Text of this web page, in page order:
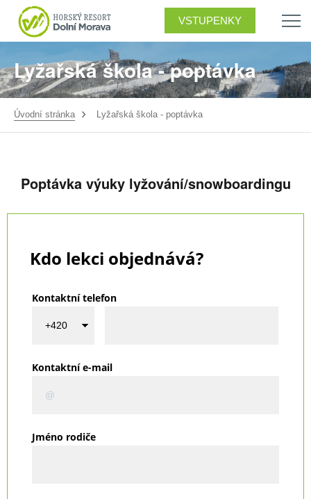
VSTUPENKY
Lyžařská škola - poptávka
Úvodní stránka Lyžařská škola - poptávka
Poptávka výuky lyžování/snowboardingu
Kdo lekci objednává?
Kontaktní telefon
Kontaktní e-mail
Jméno rodiče